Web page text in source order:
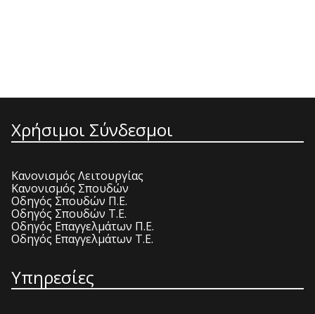
Χρήσιμοι Σύνδεσμοι
Κανονισμός Λειτουργίας
Κανονισμός Σπουδών
Οδηγός Σπουδών Π.Ε.
Οδηγός Σπουδών Τ.Ε.
Οδηγός Επαγγελμάτων Π.Ε.
Οδηγός Επαγγελμάτων Τ.Ε.
Υπηρεσίες